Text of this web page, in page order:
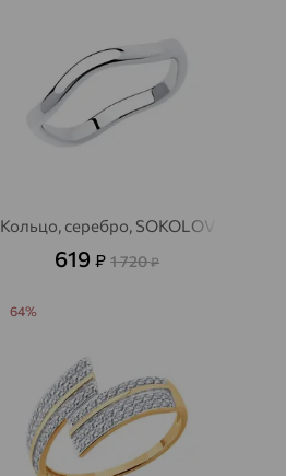
Кольцо, серебро, SOKOLOV
619₽ 1 720₽
64%